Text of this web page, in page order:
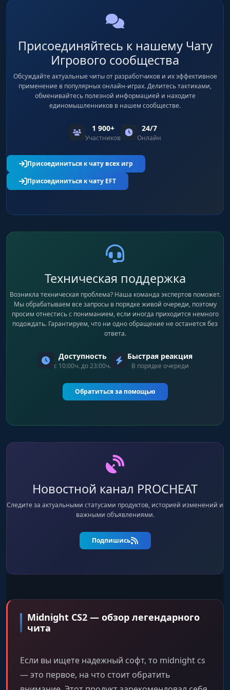
Дистанция до цели в метрах.
Ammo & Health Bar
Полоски здоровья и количества патронов.
Defuse Kit & Bomb
Bomb Planting/Defuse
Оповещение о том, что игрок ставит или
обезвреживает бомбу.
Money
Индикатор ослепленных игроков.
Visible Check
Разные цвета для видимых игроков и тех, кто
Only Visible
Метка над игроками, использующими
Стрелки навигации, указывающие на врагов
за пределами экрана.
Визуализация звуков (шагов, выстрелов) на
Заливка моделей игроков цветом или
Эффект свечения вокруг моделей игроков.
Присоединяйтесь к нашему Чату
Игрового сообщества
Обсуждайте актуальные читы от разработчиков и их эффективное
применение в популярных онлайн-играх. Делитесь тактиками,
обменивайтесь полезной информацией и находите
единомышленников в нашем сообществе.
1 900+
Участников
24/7
Онлайн
Присоединиться к чату всех игр
Присоединиться к чату EFT
Техническая поддержка
Возникла техническая проблема? Наша команда экспертов поможет.
Мы обрабатываем все запросы в порядке живой очереди, поэтому
просим отнестись с пониманием, если иногда приходится немного
подождать. Гарантируем, что ни одно обращение не останется без
ответа.
Доступность
с 10:00ч. до 23:00ч.
Быстрая реакция
В порядке очереди
Обратиться за помощью
Новостной канал PROCHEAT
Следите за актуальными статусами продуктов, историей изменений и
важными объявлениями.
Подпишись
Midnight CS2 — обзор легендарного
чита
Если вы ищете надежный софт, то midnight cs
— это первое, на что стоит обратить